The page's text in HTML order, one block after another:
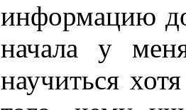
информацию
начала у
научиться